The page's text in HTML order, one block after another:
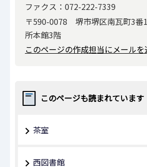
ファクス：072-222-7339
〒590-0078 堺市堺区南瓦町3
所本館3階
このページの作成担当にメールを
このページも読まれています
茶室
西図書館